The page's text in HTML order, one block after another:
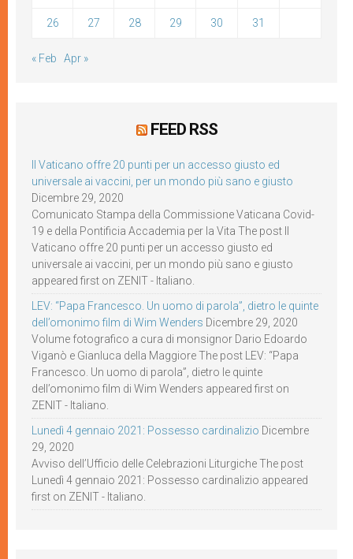
26 27 28 29 30 31
« Feb Apr »
FEED RSS
Il Vaticano offre 20 punti per un accesso giusto ed
universale ai vaccini, per un mondo più sano e giusto
Dicembre 29, 2020
Comunicato Stampa della Commissione Vaticana Covid-
19 e della Pontificia Accademia per la Vita The post Il
Vaticano offre 20 punti per un accesso giusto ed
universale ai vaccini, per un mondo più sano e giusto
appeared first on ZENIT - Italiano.
LEV: “Papa Francesco. Un uomo di parola”, dietro le quinte
dell’omonimo film di Wim Wenders Dicembre 29, 2020
Volume fotografico a cura di monsignor Dario Edoardo
Viganò e Gianluca della Maggiore The post LEV: “Papa
Francesco. Un uomo di parola”, dietro le quinte
dell’omonimo film di Wim Wenders appeared first on
ZENIT - Italiano.
Lunedì 4 gennaio 2021: Possesso cardinalizio Dicembre
29, 2020
Avviso dell’Ufficio delle Celebrazioni Liturgiche The post
Lunedì 4 gennaio 2021: Possesso cardinalizio appeared
first on ZENIT - Italiano.